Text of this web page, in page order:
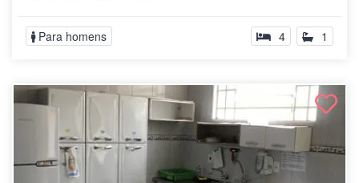
Para homens 4 1